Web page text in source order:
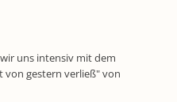
uns intensiv mit dem
von gestern verließ" von